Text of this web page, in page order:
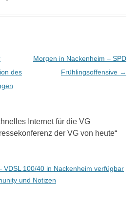
des
Morgen in Nackenheim – SPD
Frühlingsoffensive →
Internet für die VG
der VG von heute“
VDSL 100/40 in Nackenheim verfügbar
und Notizen